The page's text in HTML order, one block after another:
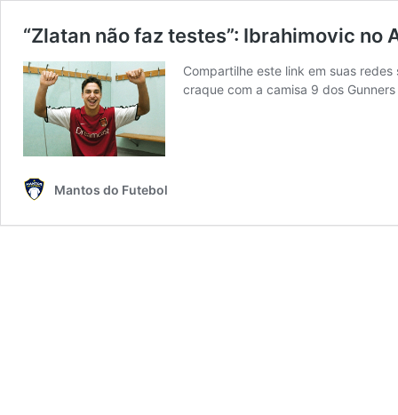
“Zlatan não faz testes”: Ibrahimovic no
Compartilhe este link em suas
craque com a camisa 9 dos
Mantos do Futebol